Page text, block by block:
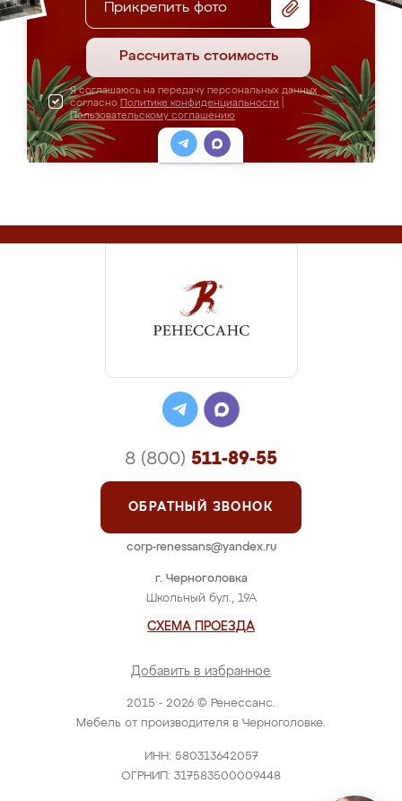
Прикрепить фото
Рассчитать стоимость
Я соглашаюсь на передачу персональных данных
согласно Политике конфиденциальности
Пользовательскому соглашению
2015 - 2026 © Ренессанс.
Мебель от производителя в Черноголовке.
ИНН: 580313642057
ОГРНИП: 317583500009448
г. Черноголовка
Школьный бул., 19А
СХЕМА ПРОЕЗДА
Добавить в избранное
8 (800) 511-89-55
ОБРАТНЫЙ ЗВОНОК
corp-renessans@yandex.ru